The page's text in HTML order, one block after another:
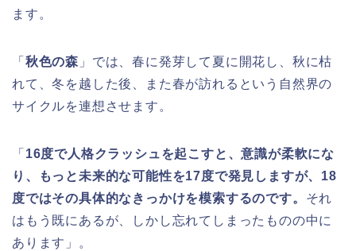
ます。
「 秋色の森 」では、春に発芽して夏に開花し、秋に枯
れて、冬を越した後、また春が訪れるという自然界の
サイクルを連想させます。
「 16度で人格クラッシュを起こすと、意識が柔軟にな
り、もっと未来的な可能性を17度で発見しますが、18
度ではその具体的なきっかけを模索するのです。 それ
はもう既にあるが、しかし忘れてしまったものの中に
あります」。